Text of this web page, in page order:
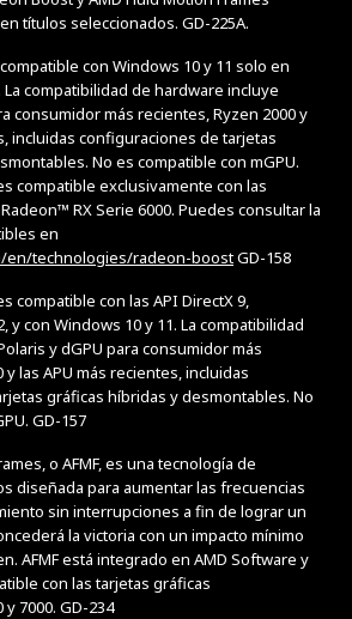
títulos seleccionados. GD-225A.
con Windows 10 y 11 solo en
compatibilidad de hardware incluye
consumidor más recientes, Ryzen 2000 y
incluidas configuraciones de tarjetas
No es compatible con mGPU.
compatible exclusivamente con las
RX Serie 6000. Puedes consultar la
en
en/technologies/radeon-boostGD-158
compatible con las API DirectX 9,
y con Windows 10 y 11. La compatibilidad
y dGPU para consumidor más
las APU más recientes, incluidas
gráficas híbridas y desmontables. No
GD-157
o AFMF, es una tecnología de
diseñada para aumentar las frecuencias
sin interrupciones a fin de lograr un
la victoria con un impacto mínimo
AFMF está integrado en AMD Software y
con las tarjetas gráficas
y 7000. GD-234